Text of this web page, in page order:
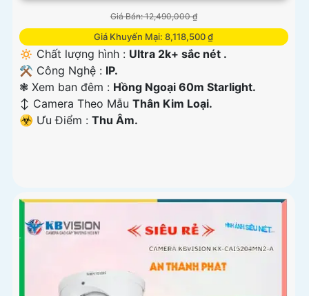
Giá Bán: 12,490,000 ₫
Giá Khuyến Mại: 8,118,500 ₫
🔅 Chất lượng hình : Ultra 2k+ sắc nét .
⚒ Công Nghệ : IP.
❃ Xem ban đêm : Hồng Ngoại 60m Starlight.
↕️ Camera Theo Mẫu Thân Kim Loại.
️☣️ Ưu Điểm : Thu Âm.